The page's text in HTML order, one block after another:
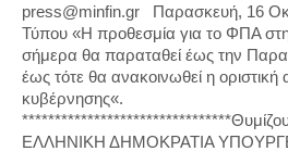
press@minfin.gr Παρασκευή, 16
Τύπου «Η προθεσμία για το ΦΠΑ
σήμερα θα παραταθεί έως την
έως τότε θα ανακοινωθεί η
κυβέρνησης«.
ΕΛΛΗΝΙΚΗ ΔΗΜΟΚΡΑΤΙΑ